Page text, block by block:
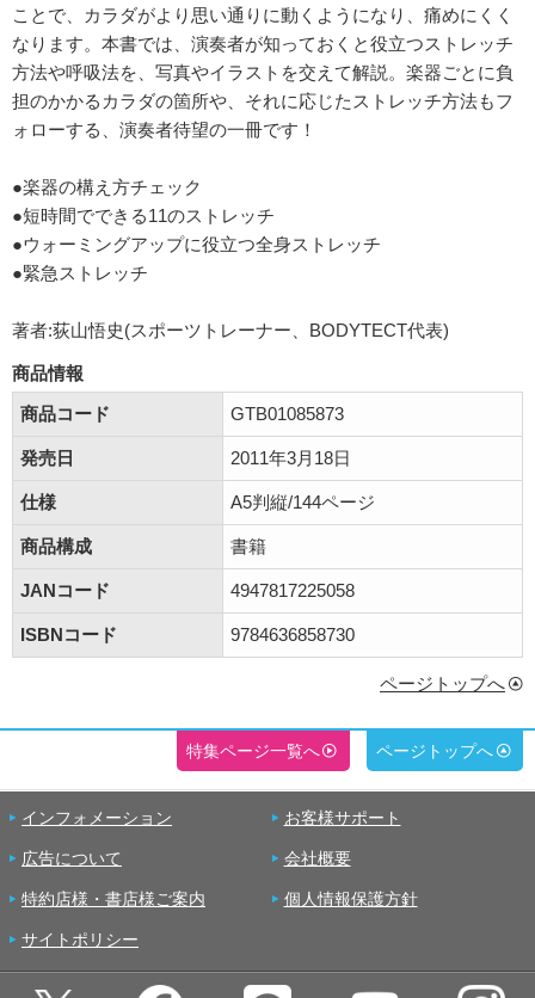
ことで、カラダがより思い通りに動くようになり、痛めにくく
なります。本書では、演奏者が知っておくと役立つストレッチ
方法や呼吸法を、写真やイラストを交えて解説。楽器ごとに負
担のかかるカラダの箇所や、それに応じたストレッチ方法もフ
ォローする、演奏者待望の一冊です！
●楽器の構え方チェック
●短時間でできる11のストレッチ
●ウォーミングアップに役立つ全身ストレッチ
●緊急ストレッチ
著者:荻山悟史(スポーツトレーナー、BODYTECT代表)
商品情報
商品コード
GTB01085873
発売日 2011年3月18日
仕様 A5判縦/144ページ
商品構成 書籍
JANコード 4947817225058
ISBNコード 9784636858730
ページトップへ
特集ページ一覧へ ページトップへ
インフォメーション お客様サポート
広告について 会社概要
特約店様・書店様ご案内 個人情報保護方針
サイトポリシー